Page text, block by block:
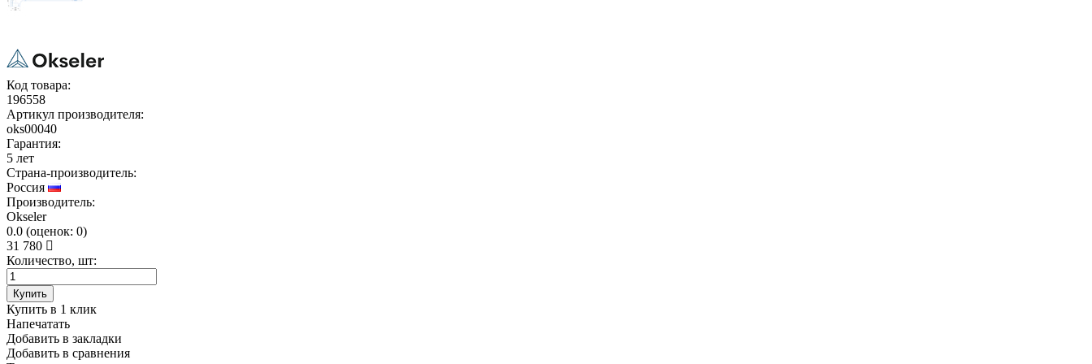
Код товара:
196558
Артикул производителя:
oks00040
Гарантия:
5 лет
Страна-производитель:
Россия
Производитель:
Okseler
0.0 (оценок: 0)
31 780
Количество, шт:
Купить
Купить в 1 клик
Напечатать
Добавить в закладки
Добавить в сравнения